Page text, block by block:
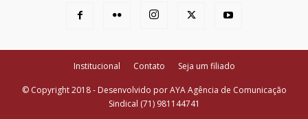
Institucional Contato Seja um filiado
© Copyright 2018 - Desenvolvido por AYA Agência de Comunicação
Sindical (71) 981144741